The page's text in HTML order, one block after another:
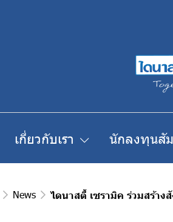
เกี่ยวกับเรา นักลงทุนสั
News ไดนาสตี้ เซรามิค ร่วมสร้าง